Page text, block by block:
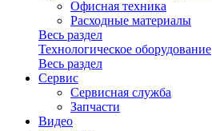
Офисная техника
Расходные материалы
Весь раздел
Технологическое оборудование
Весь раздел
Сервис
Сервисная служба
Запчасти
Видео